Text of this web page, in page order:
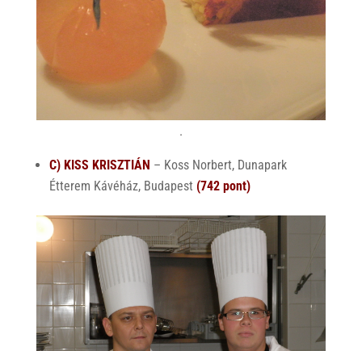
.
C) KISS KRISZTIÁN – Koss Norbert, Dunapark
Étterem Kávéház, Budapest (742 pont)